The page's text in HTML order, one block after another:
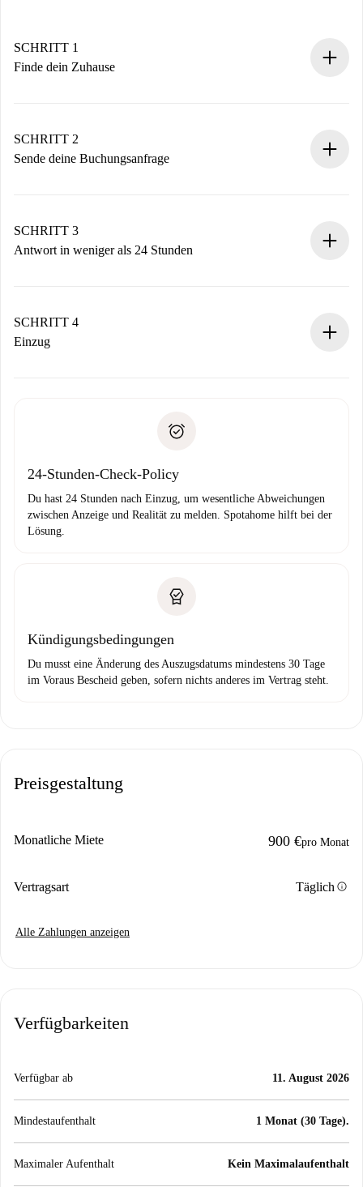
SCHRITT 1
Finde dein Zuhause
Du erhältst alle notwendigen Informationen im Voraus.
SCHRITT 2
Sende deine Buchungsanfrage
Denk daran, dass wir dich erst belasten, wenn der
Vermieter zustimmt.
SCHRITT 3
Antwort in weniger als 24 Stunden
stellen den Kontakt her.
Wenn der Vermieter ablehnen muss, entstehen keine
SCHRITT 4
Einzug
24-Stunden-Check-Policy
Du hast 24 Stunden nach Einzug, um wesentliche Abweichungen
zwischen Anzeige und Realität zu melden. Spotahome hilft bei der
Lösung.
Kündigungsbedingungen
Du musst eine Änderung des Auszugsdatums mindestens 30 Tage
im Voraus Bescheid geben, sofern nichts anderes im Vertrag steht.
Preisgestaltung
Monatliche Miete 900 €pro Monat
Vertragsart Täglichinfo
Alle Zahlungen anzeigen
Verfügbarkeiten
Verfügbar ab 11. August 2026
Mindestaufenthalt 1 Monat (30 Tage).
Maximaler Aufenthalt Kein Maximalaufenthalt